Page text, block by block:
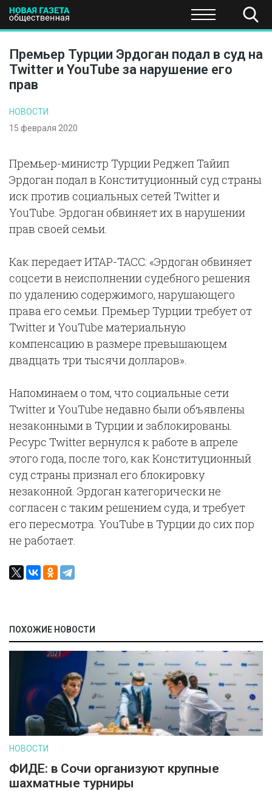
ПОЛИТИКА ЭКОНОМИКА НАУКА И
Премьер Турции Эрдоган подал в суд на
Twitter и YouTube за нарушение его
прав
НОВОСТИ
15 февраля 2020
Премьер-министр Турции Реджеп Тайип
Эрдоган подал в Конституционный суд страны
иск против социальных сетей Twitter и
YouTube. Эрдоган обвиняет их в нарушении
прав своей семьи.
Как передает ИТАР-ТАСС: «Эрдоган обвиняет
соцсети в неисполнении судебного решения
по удалению содержимого, нарушающего
права его семьи. Премьер Турции требует от
Twitter и YouTube материальную
компенсацию в размере превышающем
двадцать три тысячи долларов».
Напоминаем о том, что социальные сети
Twitter и YouTube недавно были объявлены
незаконными в Турции и заблокированы.
Ресурс Twitter вернулся к работе в апреле
этого года, после того, как Конституционный
суд страны признал его блокировку
незаконной. Эрдоган категорически не
согласен с таким решением суда, и требует
его пересмотра. YouTube в Турции до сих пор
не работает.
ПОХОЖИЕ НОВОСТИ
НОВОСТИ
ФИДЕ: в Сочи организуют крупные
шахматные турниры